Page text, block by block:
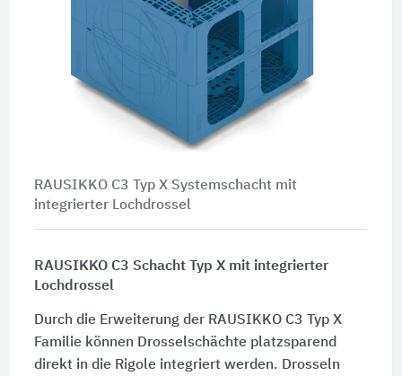
RAUSIKKO C3 Typ X Systemschacht mit
integrierter Lochdrossel
RAUSIKKO C3 Schacht Typ X mit integrierter
Lochdrossel
Durch die Erweiterung der RAUSIKKO C3 Typ X
Familie können Drosselschächte platzsparend
direkt in die Rigole integriert werden. Drosseln